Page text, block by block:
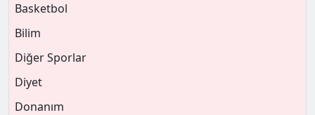
Basketbol
Bilim
Diğer Sporlar
Diyet
Donanım